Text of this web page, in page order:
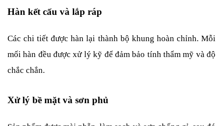
Hàn kết cấu và lắp ráp
Các chi tiết được hàn lại thành bộ khung hoàn chỉnh. Mỗi
mối hàn đều được xử lý kỹ để đảm bảo tính thẩm mỹ và độ
chắc chắn.
Xử lý bề mặt và sơn phủ